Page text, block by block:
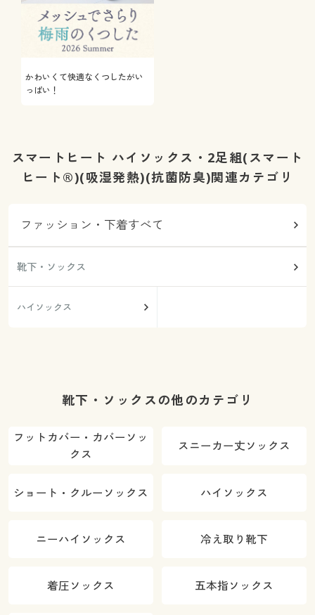
かわいくて快適なくつしたがい
っぱい！
スマートヒート ハイソックス・2足組(スマート
ヒート®)(吸湿発熱)(抗菌防臭)関連カテゴリ
ファッション・下着すべて
靴下・ソックス
ハイソックス
靴下・ソックスの他のカテゴリ
フットカバー・カバーソッ
クス
スニーカー丈ソックス
ショート・クルーソックス ハイソックス
ニーハイソックス 冷え取り靴下
着圧ソックス 五本指ソックス